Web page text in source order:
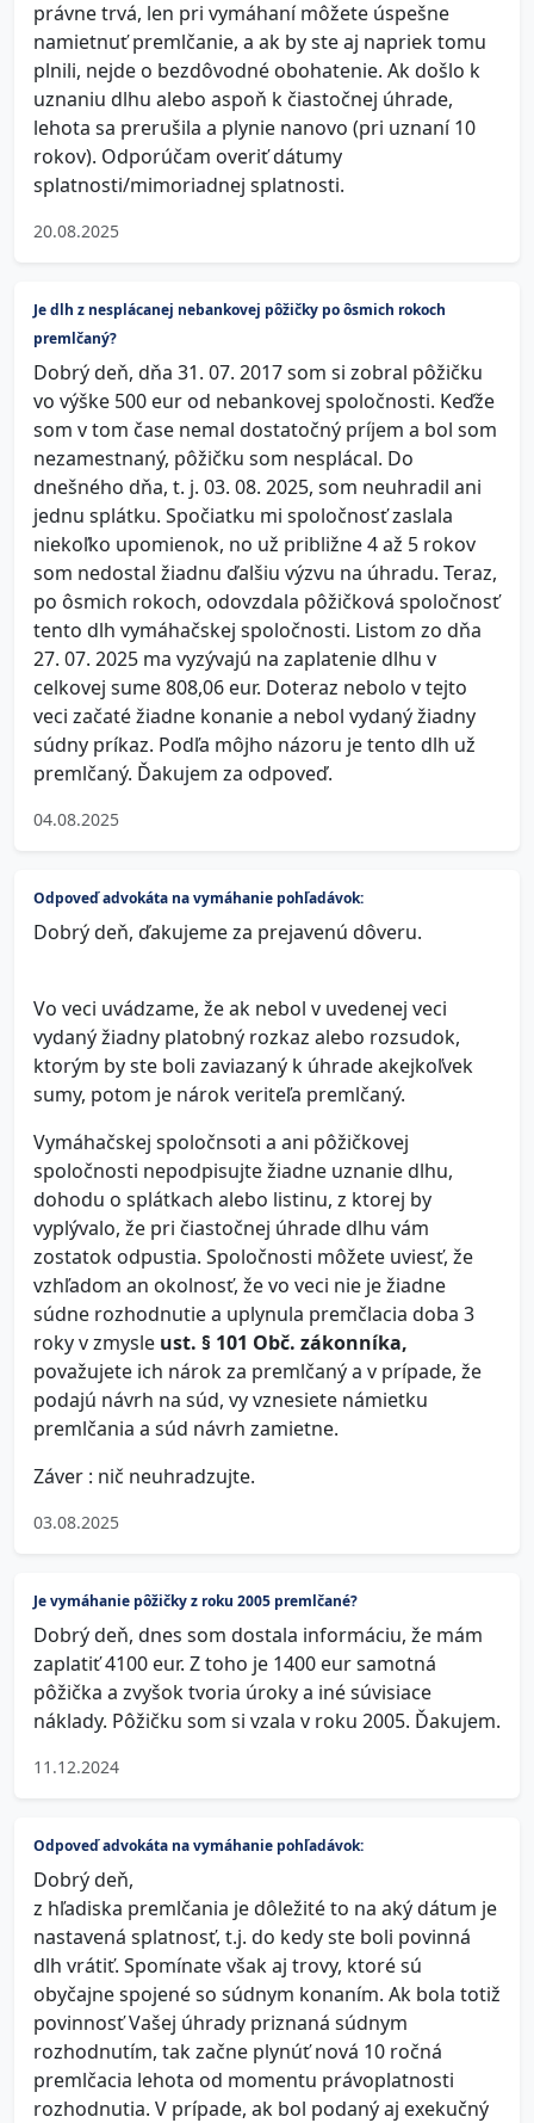
právne trvá, len pri vymáhaní môžete úspešne
namietnuť premlčanie, a ak by ste aj napriek tomu
plnili, nejde o bezdôvodné obohatenie. Ak došlo k
uznaniu dlhu alebo aspoň k čiastočnej úhrade,
lehota sa prerušila a plynie nanovo (pri uznaní 10
rokov). Odporúčam overiť dátumy
splatnosti/mimoriadnej splatnosti.
20.08.2025
Je dlh z nesplácanej nebankovej pôžičky po ôsmich rokoch
premlčaný?
Dobrý deň, dňa 31. 07. 2017 som si zobral pôžičku
vo výške 500 eur od nebankovej spoločnosti. Keďže
som v tom čase nemal dostatočný príjem a bol som
nezamestnaný, pôžičku som nesplácal. Do
dnešného dňa, t. j. 03. 08. 2025, som neuhradil ani
jednu splátku. Spočiatku mi spoločnosť zaslala
niekoľko upomienok, no už približne 4 až 5 rokov
som nedostal žiadnu ďalšiu výzvu na úhradu. Teraz,
po ôsmich rokoch, odovzdala pôžičková spoločnosť
tento dlh vymáhačskej spoločnosti. Listom zo dňa
27. 07. 2025 ma vyzývajú na zaplatenie dlhu v
celkovej sume 808,06 eur. Doteraz nebolo v tejto
veci začaté žiadne konanie a nebol vydaný žiadny
súdny príkaz. Podľa môjho názoru je tento dlh už
premlčaný. Ďakujem za odpoveď.
04.08.2025
Odpoveď advokáta na vymáhanie pohľadávok:
Dobrý deň, ďakujeme za prejavenú dôveru.
Vo veci uvádzame, že ak nebol v uvedenej veci
vydaný žiadny platobný rozkaz alebo rozsudok,
ktorým by ste boli zaviazaný k úhrade akejkoľvek
sumy, potom je nárok veriteľa premlčaný.
Vymáhačskej spoločnsoti a ani pôžičkovej
spoločnosti nepodpisujte žiadne uznanie dlhu,
dohodu o splátkach alebo listinu, z ktorej by
vyplývalo, že pri čiastočnej úhrade dlhu vám
zostatok odpustia. Spoločnosti môžete uviesť, že
vzhľadom an okolnosť, že vo veci nie je žiadne
súdne rozhodnutie a uplynula premčlacia doba 3
roky v zmysle ust. § 101 Obč. zákonníka,
považujete ich nárok za premlčaný a v prípade, že
podajú návrh na súd, vy vznesiete námietku
premlčania a súd návrh zamietne.
Záver : nič neuhradzujte.
03.08.2025
Je vymáhanie pôžičky z roku 2005 premlčané?
Dobrý deň, dnes som dostala informáciu, že mám
zaplatiť 4100 eur. Z toho je 1400 eur samotná
pôžička a zvyšok tvoria úroky a iné súvisiace
náklady. Pôžičku som si vzala v roku 2005. Ďakujem.
11.12.2024
Odpoveď advokáta na vymáhanie pohľadávok:
Dobrý deň,
z hľadiska premlčania je dôležité to na aký dátum je
nastavená splatnosť, t.j. do kedy ste boli povinná
dlh vrátiť. Spomínate však aj trovy, ktoré sú
obyčajne spojené so súdnym konaním. Ak bola totiž
povinnosť Vašej úhrady priznaná súdnym
rozhodnutím, tak začne plynúť nová 10 ročná
premlčacia lehota od momentu právoplatnosti
rozhodnutia. V prípade, ak bol podaný aj exekučný